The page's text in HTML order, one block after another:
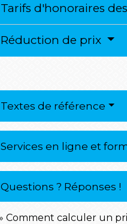
Tarifs d'honoraires
Réduction de prix
Textes de référence
Services en ligne et
Questions ? Réponses !
Comment calculer un